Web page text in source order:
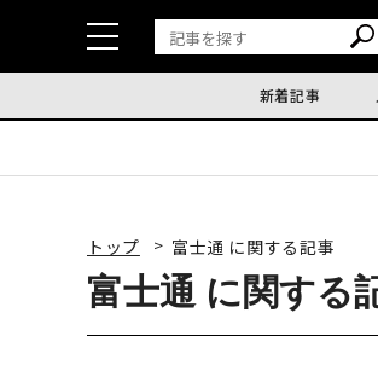
新着記事
トップ 富士通 に関する記事
富士通 に関する